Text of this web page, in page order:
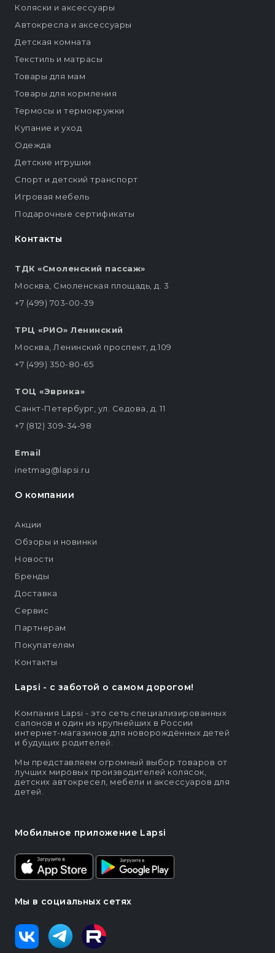
Lapsi - c заботой о самом дорогом!
Компания Lapsi - это сеть специализированных
салонов и один из крупнейших в России
интернет-магазинов для новорождённых детей
и будущих родителей.
Мы представляем огромный выбор товаров от
лучших мировых производителей колясок,
детских автокресел, мебели и аксессуаров для
детей.
Мобильное приложение Lapsi
Мы в социальных сетях
Контакты
ТДК «Смоленский пассаж»
Москва, Смоленская площадь, д. 3
+7 (499) 703-00-39
ТРЦ «РИО» Ленинский
Москва, Ленинский проспект, д.109
+7 (499) 350-80-65
ТОЦ «Эврика»
Санкт-Петербург, ул. Седова, д. 11
+7 (812) 309-34-98
Email
inetmag@lapsi.ru
Коляски и аксессуары
Автокресла и аксессуары
Детская комната
Текстиль и матрасы
Товары для мам
Товары для кормления
Термосы и термокружки
Купание и уход
Одежда
Детские игрушки
Спорт и детский транспорт
Игровая мебель
Подарочные сертификаты
О компании
Акции
Обзоры и новинки
Новости
Бренды
Доставка
Сервис
Партнерам
Покупателям
Контакты